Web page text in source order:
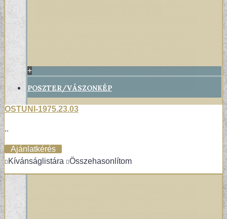
+
POSZTER/VÁSZONKÉP
OSTUNI-1975.23.03
..
Ajánlatkérés
Kívánságlistára
Összehasonlítom